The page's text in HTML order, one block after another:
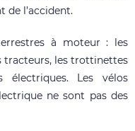
l’accident.
à moteur : les
tracteurs, les trottinettes
électriques. Les vélos
ne sont pas des